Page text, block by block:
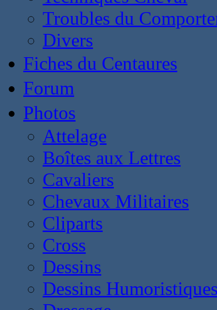
Troubles du
Divers
Fiches du Centaures
Forum
Photos
Attelage
Boîtes aux Lettres
Cavaliers
Chevaux Militaires
Cliparts
Cross
Dessins
Dessins